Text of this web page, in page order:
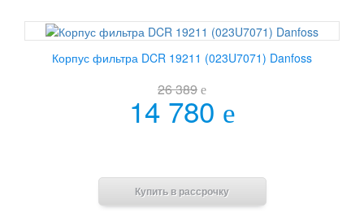
Корпус фильтра DCR 19211 (023U7071) Danfoss
26 389 e
14 780 e
Купить в рассрочку